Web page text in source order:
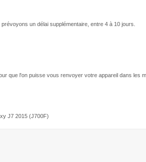
un délai supplémentaire, entre 4 à 10 jours.
que l'on puisse vous renvoyer votre appareil dans les
J7 2015 (J700F)